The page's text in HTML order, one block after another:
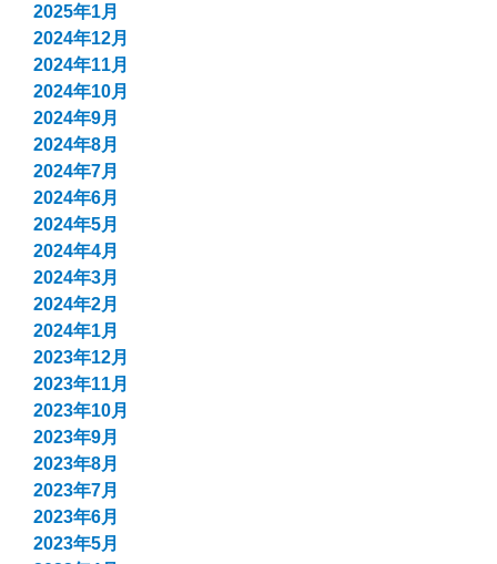
2025年1月
2024年12月
2024年11月
2024年10月
2024年9月
2024年8月
2024年7月
2024年6月
2024年5月
2024年4月
2024年3月
2024年2月
2024年1月
2023年12月
2023年11月
2023年10月
2023年9月
2023年8月
2023年7月
2023年6月
2023年5月